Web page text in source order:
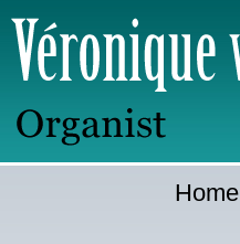
Ga
direct
naar:
Home